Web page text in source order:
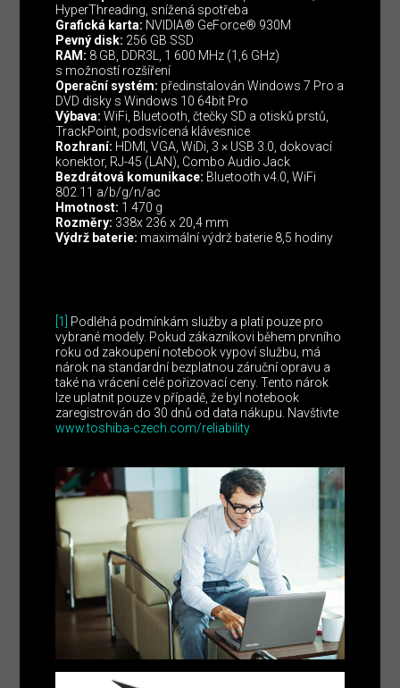
HyperThreading, snížená spotřeba
Grafická karta: NVIDIA® GeForce® 930M
Pevný disk: 256 GB SSD
RAM: 8 GB, DDR3L, 1 600 MHz (1,6 GHz)
s možností rozšíření
Operační systém: předinstalován Windows 7 Pro a
DVD disky s Windows 10 64bit Pro
Výbava: WiFi, Bluetooth, čtečky SD a otisků prstů,
TrackPoint, podsvícená klávesnice
Rozhraní: HDMI, VGA, WiDi, 3 × USB 3.0, dokovací
konektor, RJ-45 (LAN), Combo Audio Jack
Bezdrátová komunikace: Bluetooth v4.0, WiFi
802.11 a/b/g/n/ac
Hmotnost: 1 470 g
Rozměry: 338x 236 x 20,4 mm
Výdrž baterie: maximální výdrž baterie 8,5 hodiny
[1]
Podléhá podmínkám služby a platí pouze pro
vybrané modely. Pokud zákazníkovi během prvního
roku od zakoupení notebook vypoví službu, má
nárok na standardní bezplatnou záruční opravu a
také na vrácení celé pořizovací ceny. Tento nárok
lze uplatnit pouze v případě, že byl notebook
zaregistrován do 30 dnů od data nákupu. Navštivte
www.toshiba-czech.com/reliability